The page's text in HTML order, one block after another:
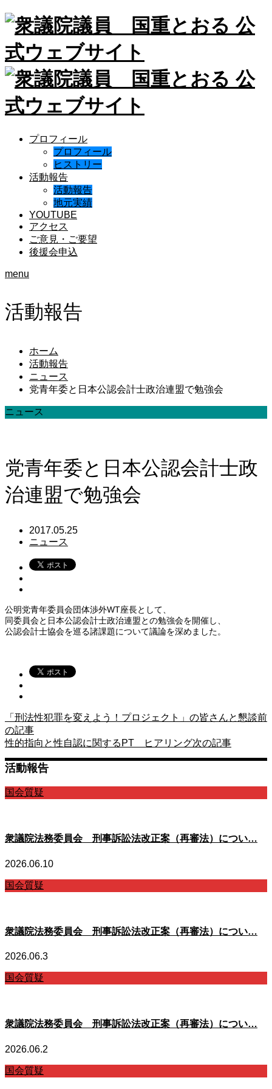
プロフィール
プロフィール
ヒストリー
活動報告
活動報告
地元実績
YOUTUBE
アクセス
ご意見・ご要望
後援会申込
menu
活動報告
ホーム
活動報告
ニュース
党青年委と日本公認会計士政治連盟で勉強会
ニュース
党青年委と日本公認会計士政
治連盟で勉強会
2017.05.25
ニュース
公明党青年委員会団体渉外WT座長として、
同委員会と日本公認会計士政治連盟との勉強会を開催し、
公認会計士協会を巡る諸課題について議論を深めました。
「刑法性犯罪を変えよう！プロジェクト」の皆さんと懇談前
の記事
性的指向と性自認に関するPT ヒアリング次の記事
活動報告
国会質疑
衆議院法務委員会 刑事訴訟法改正案（再審法）につい…
2026.06.10
国会質疑
衆議院法務委員会 刑事訴訟法改正案（再審法）につい…
2026.06.3
国会質疑
衆議院法務委員会 刑事訴訟法改正案（再審法）につい…
2026.06.2
国会質疑